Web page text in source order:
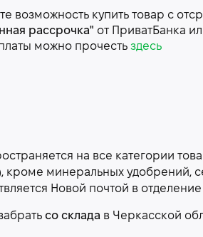
возможность купить товар с
рассрочка" от ПриватБанка
можно прочесть здесь
на все категории
, кроме минеральных удобрений,
Новой почтой в
со склада в Черкасской